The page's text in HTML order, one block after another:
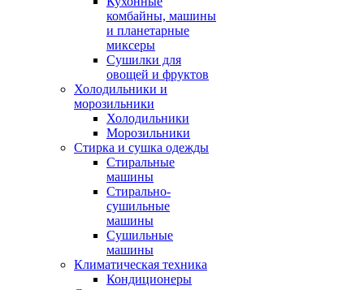
комбайны, машины
и планетарные
миксеры
Сушилки для
овощей и фруктов
Холодильники и
морозильники
Холодильники
Морозильники
Стирка и сушка одежды
Стиральные
машины
Стирально-
сушильные
машины
Сушильные
машины
Климатическая техника
Кондиционеры